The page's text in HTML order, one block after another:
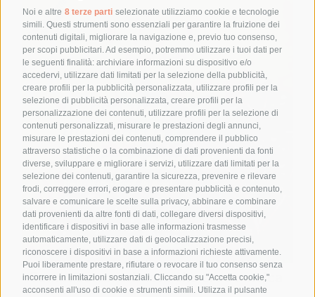
Noi e altre 8 terze parti selezionate utilizziamo cookie e tecnologie
simili. Questi strumenti sono essenziali per garantire la fruizione dei
contenuti digitali, migliorare la navigazione e, previo tuo consenso,
per scopi pubblicitari. Ad esempio, potremmo utilizzare i tuoi dati per
le seguenti finalità: archiviare informazioni su dispositivo e/o
accedervi, utilizzare dati limitati per la selezione della pubblicità,
creare profili per la pubblicità personalizzata, utilizzare profili per la
selezione di pubblicità personalizzata, creare profili per la
personalizzazione dei contenuti, utilizzare profili per la selezione di
contenuti personalizzati, misurare le prestazioni degli annunci,
misurare le prestazioni dei contenuti, comprendere il pubblico
attraverso statistiche o la combinazione di dati provenienti da fonti
diverse, sviluppare e migliorare i servizi, utilizzare dati limitati per la
selezione dei contenuti, garantire la sicurezza, prevenire e rilevare
frodi, correggere errori, erogare e presentare pubblicità e contenuto,
salvare e comunicare le scelte sulla privacy, abbinare e combinare
dati provenienti da altre fonti di dati, collegare diversi dispositivi,
identificare i dispositivi in base alle informazioni trasmesse
automaticamente, utilizzare dati di geolocalizzazione precisi,
riconoscere i dispositivi in base a informazioni richieste attivamente.
Puoi liberamente prestare, rifiutare o revocare il tuo consenso senza
incorrere in limitazioni sostanziali. Cliccando su "Accetta cookie,"
acconsenti all'uso di cookie e strumenti simili. Utilizza il pulsante
Sambuco: un arbusto che crea musica